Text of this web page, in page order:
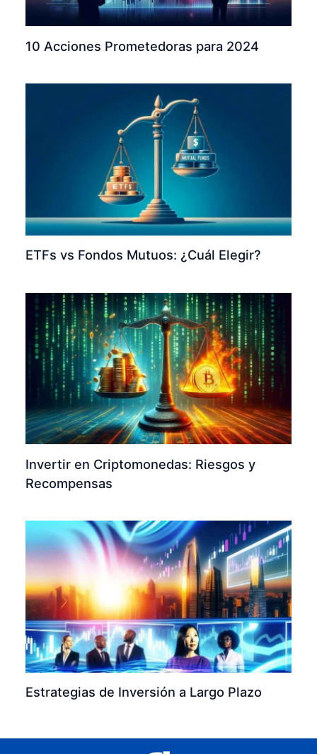
10 Acciones Prometedoras para 2024
ETFs vs Fondos Mutuos: ¿Cuál Elegir?
Invertir en Criptomonedas: Riesgos y
Recompensas
Estrategias de Inversión a Largo Plazo